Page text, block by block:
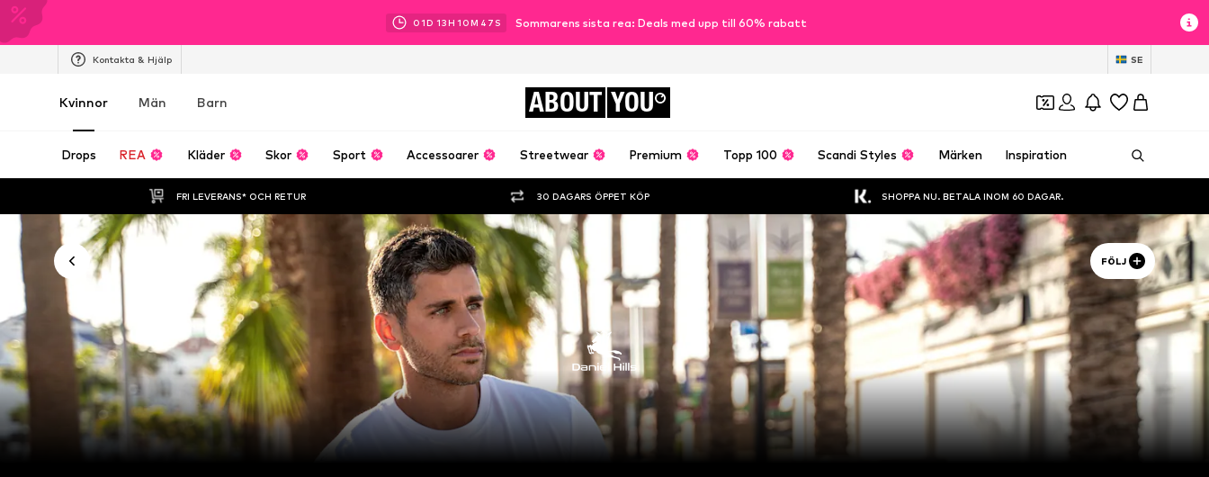
01D 13H 10M 46 S Sommarens sista rea: Deals med upp till 60% rabatt
Kontakta & Hjälp SE
Kvinnor Män Barn ABOUT YOU
Drops REA Kläder Skor Sport Accessoarer Streetwear Premium Topp 100 Scandi Styles Märken Inspiration
FRI LEVERANS* OCH RETUR 30 DAGARS ÖPPET KÖP SHOPPA NU. BETALA INOM 60 DAGAR.
FÖLJ